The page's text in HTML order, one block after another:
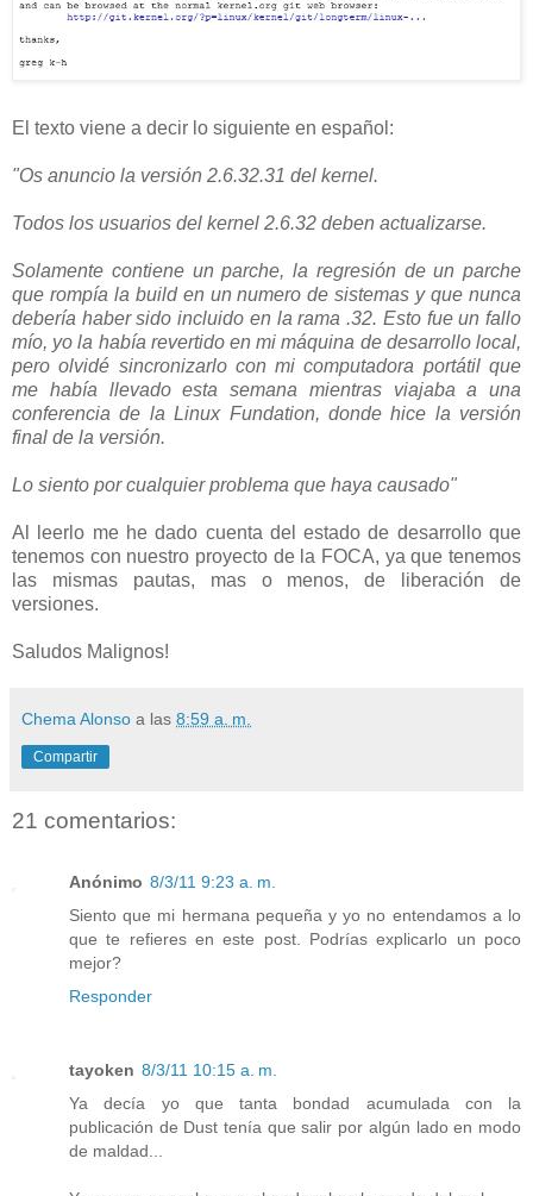
El texto viene a decir lo siguiente en español:
"Os anuncio la versión 2.6.32.31 del kernel.
Todos los usuarios del kernel 2.6.32 deben actualizarse.
Solamente contiene un parche, la regresión de un parche
que rompía la build en un numero de sistemas y que nunca
debería haber sido incluido en la rama .32. Esto fue un fallo
mío, yo la había revertido en mi máquina de desarrollo local,
pero olvidé sincronizarlo con mi computadora portátil que
me había llevado esta semana mientras viajaba a una
conferencia de la Linux Fundation, donde hice la versión
final de la versión.
Lo siento por cualquier problema que haya causado"
Al leerlo me he dado cuenta del estado de desarrollo que
tenemos con nuestro proyecto de la FOCA, ya que tenemos
las mismas pautas, mas o menos, de liberación de
versiones.
Saludos Malignos!
Chema Alonso a las 8:59 a. m.
Compartir
21 comentarios:
Anónimo 8/3/11 9:23 a. m.
Siento que mi hermana pequeña y yo no entendamos a lo
que te refieres en este post. Podrías explicarlo un poco
mejor?
Responder
tayoken 8/3/11 10:15 a. m.
Ya decía yo que tanta bondad acumulada con la
publicación de Dust tenía que salir por algún lado en modo
de maldad...